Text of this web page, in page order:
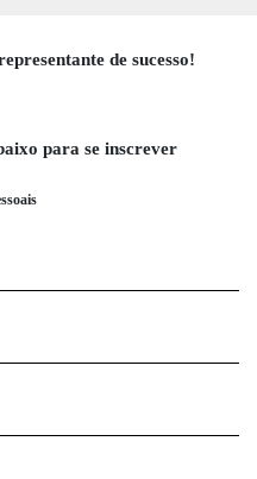
de sucesso!
para se inscrever